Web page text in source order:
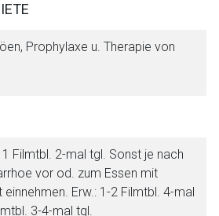
Prophylaxe u. Therapie von
Filmtbl. 2-mal tgl. Sonst je nach
vor od. zum Essen mit
Erw.: 1-2 Filmtbl. 4-mal
3-4-mal tgl.
Link öffnet eine externe Web-
Ebenso gelten dort ggf. andere